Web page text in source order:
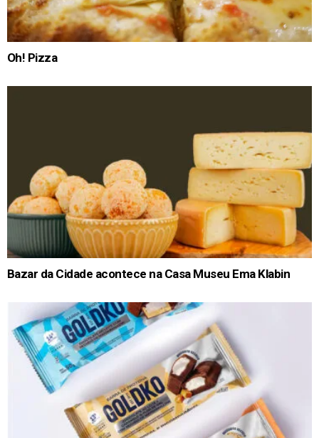
Oh! Pizza
Bazar da Cidade acontece na Casa Museu Ema Klabin